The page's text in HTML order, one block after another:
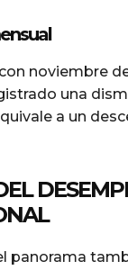
noviembre
una
a un
panorama